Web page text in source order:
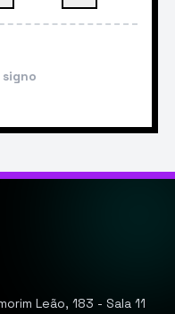
Leão, 183 - Sala 11